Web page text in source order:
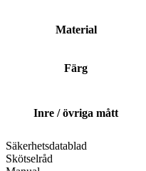
Material
Färg
Inre / övriga mått
Säkerhetsdatablad
Skötselråd